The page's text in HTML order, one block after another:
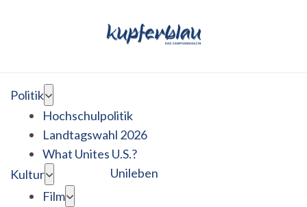
Politik
Hochschulpolitik
Landtagswahl 2026
What Unites U.S.?
Kultur
Film
Unileben